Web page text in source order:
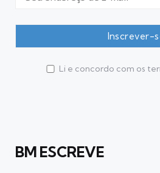
Li e concordo com os
BM ESCREVE